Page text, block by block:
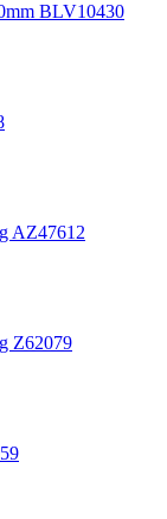
BLV10430
AZ47612
Z62079